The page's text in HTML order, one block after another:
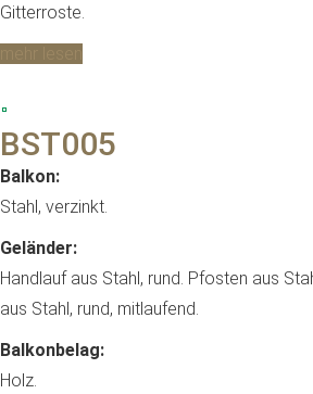
Gitterroste.
BST005
Balkon:
Stahl, verzinkt.
Geländer:
Handlauf aus Stahl, rund. Pfosten aus
aus Stahl, rund, mitlaufend.
Balkonbelag:
Holz.